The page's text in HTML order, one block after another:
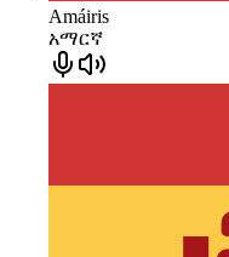
Amáiris
አማርኛ